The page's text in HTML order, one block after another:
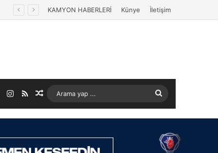
KAMYON HABERLERİ Künye İletişim
Instagram
RSSRastgele Makale
Arama
yap